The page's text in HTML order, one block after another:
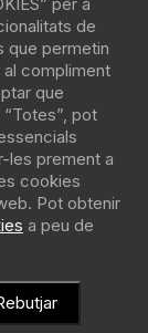
de
que permetin
compliment
que
pot
les prement a
cookies
Pot obtenir
a peu de